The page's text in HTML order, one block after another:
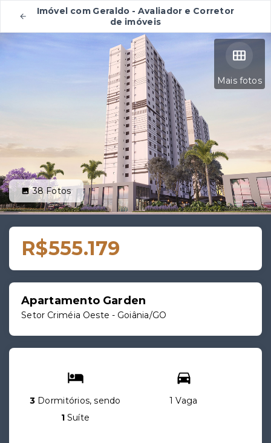
Imóvel com Geraldo - Avaliador e Corretor
de imóveis
Mais fotos
38Fotos
R$555.179
Apartamento Garden
Setor Criméia Oeste - Goiânia/GO
3 Dormitórios, sendo
1 Suíte
1 Vaga